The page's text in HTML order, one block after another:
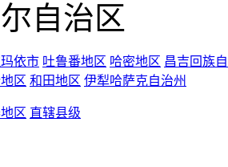
自治区
依市 吐鲁番地区 哈密地区 昌吉回族
区 和田地区 伊犁哈萨克自治州
区 直辖县级